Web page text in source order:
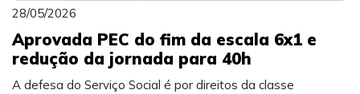
28/05/2026
Aprovada PEC do fim da escala 6x1 e
redução da jornada para 40h
A defesa do Serviço Social é por direitos da classe